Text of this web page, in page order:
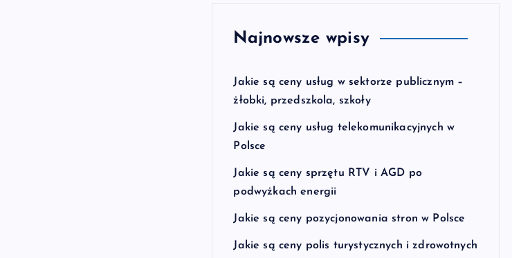
Najnowsze wpisy
Jakie są ceny usług w sektorze publicznym –
żłobki, przedszkola, szkoły
Jakie są ceny usług telekomunikacyjnych w
Polsce
Jakie są ceny sprzętu RTV i AGD po
podwyżkach energii
Jakie są ceny pozycjonowania stron w Polsce
Jakie są ceny polis turystycznych i zdrowotnych